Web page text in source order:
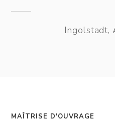
Ingolstadt,
MAÎTRISE D'OUVRAGE